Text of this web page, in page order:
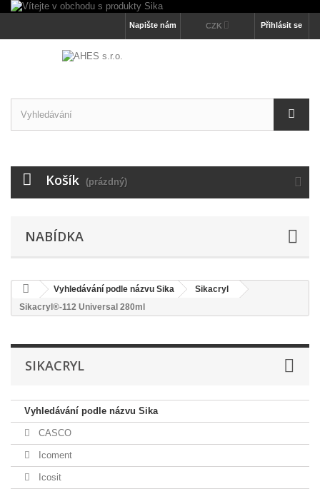
Přihlásit se
CZK
Napište nám
Košík (prázdný)
NABÍDKA
Vyhledávání podle názvu Sika
Sikacryl
Sikacryl®-112 Universal 280ml
SIKACRYL
Vyhledávání podle názvu Sika
CASCO
Icoment
Icosit